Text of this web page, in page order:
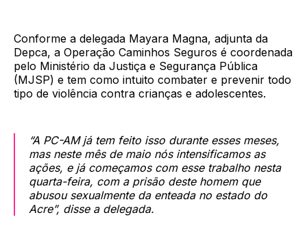
Conforme a delegada Mayara Magna, adjunta da
Depca, a Operação Caminhos Seguros é coordenada
pelo Ministério da Justiça e Segurança Pública
(MJSP) e tem como intuito combater e prevenir todo
tipo de violência contra crianças e adolescentes.
“A PC-AM já tem feito isso durante esses meses,
mas neste mês de maio nós intensificamos as
ações, e já começamos com esse trabalho nesta
quarta-feira, com a prisão deste homem que
abusou sexualmente da enteada no estado do
Acre”, disse a delegada.